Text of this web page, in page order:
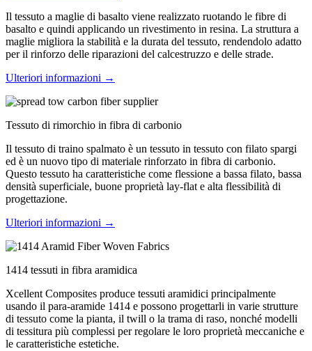
Il tessuto a maglie di basalto viene realizzato ruotando le fibre di
basalto e quindi applicando un rivestimento in resina. La struttura a
maglie migliora la stabilità e la durata del tessuto, rendendolo adatto
per il rinforzo delle riparazioni del calcestruzzo e delle strade.
Ulteriori informazioni →
Tessuto di rimorchio in fibra di carbonio
Il tessuto di traino spalmato è un tessuto in tessuto con filato spargi
ed è un nuovo tipo di materiale rinforzato in fibra di carbonio.
Questo tessuto ha caratteristiche come flessione a bassa filato, bassa
densità superficiale, buone proprietà lay-flat e alta flessibilità di
progettazione.
Ulteriori informazioni →
1414 tessuti in fibra aramidica
Xcellent Composites produce tessuti aramidici principalmente
usando il para-aramide 1414 e possono progettarli in varie strutture
di tessuto come la pianta, il twill o la trama di raso, nonché modelli
di tessitura più complessi per regolare le loro proprietà meccaniche e
le caratteristiche estetiche.